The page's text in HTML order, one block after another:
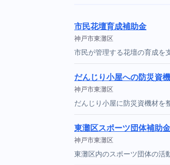
市民花壇育成補助金
神戸市東灘区
市民が管理する花壇の育成を
だんじり小屋への防災資
神戸市東灘区
だんじり小屋に防災資機材を
東灘区スポーツ団体補助金
神戸市東灘区
東灘区内のスポーツ団体の活